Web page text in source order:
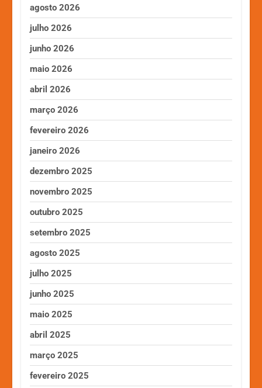
agosto 2026
julho 2026
junho 2026
maio 2026
abril 2026
março 2026
fevereiro 2026
janeiro 2026
dezembro 2025
novembro 2025
outubro 2025
setembro 2025
agosto 2025
julho 2025
junho 2025
maio 2025
abril 2025
março 2025
fevereiro 2025